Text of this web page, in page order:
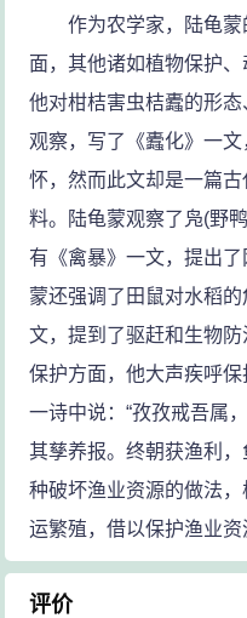
作为农学家，陆龟蒙
面，其他诸如植物保护、
他对柑桔害虫桔蠹的形
观察，写了《蠹化》一
怀，然而此文却是一篇
料。陆龟蒙观察了凫(野
有《禽暴》一文，提出
蒙还强调了田鼠对水稻
文，提到了驱赶和生物
保护方面，他大声疾呼保
一诗中说：“孜孜戒吾属
其孳养报。终朝获渔利，
种破坏渔业资源的做法，
运繁殖，借以保护渔业资
评价